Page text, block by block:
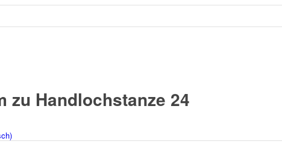
)
zu Handlochstanze 24